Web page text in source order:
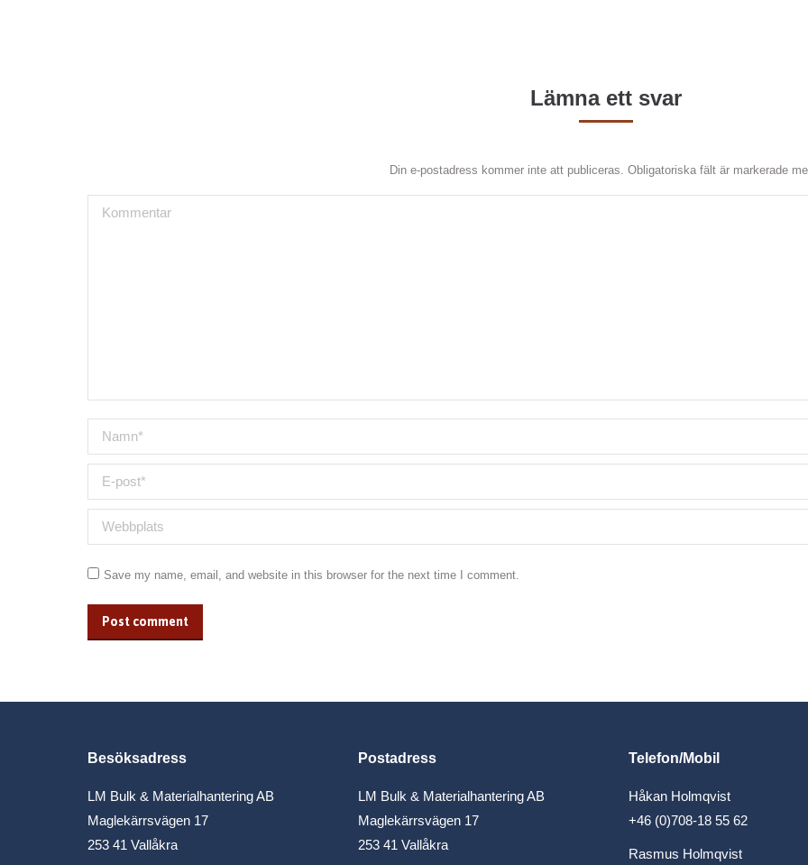
Lämna ett svar
Din e-postadress kommer inte att publiceras. Obligatoriska fält är markerade
Kommentar
Namn *
E-post *
Webbplats
Save my name, email, and website in this browser for the next time I comment.
Post comment
Besöksadress
LM Bulk & Materialhantering AB
Maglekärrsvägen 17
253 41 Vallåkra
Postadress
LM Bulk & Materialhantering AB
Maglekärrsvägen 17
253 41 Vallåkra
Telefon/Mobil
Håkan Holmqvist
+46 (0)708-18 55 62
Rasmus Holmqvist